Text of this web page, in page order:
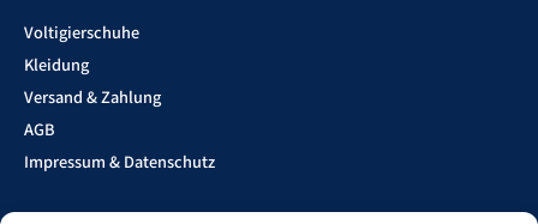
Voltigierschuhe
Kleidung
Versand & Zahlung
AGB
Impressum & Datenschutz